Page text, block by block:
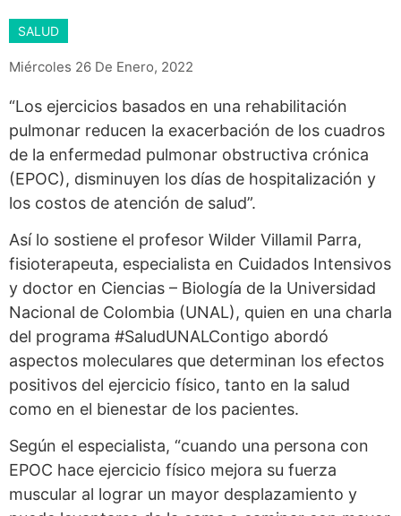
SALUD
Miércoles 26 De Enero, 2022
“Los ejercicios basados en una rehabilitación
pulmonar reducen la exacerbación de los cuadros
de la enfermedad pulmonar obstructiva crónica
(EPOC), disminuyen los días de hospitalización y
los costos de atención de salud”.
Así lo sostiene el profesor Wilder Villamil Parra,
fisioterapeuta, especialista en Cuidados Intensivos
y doctor en Ciencias – Biología de la Universidad
Nacional de Colombia (UNAL), quien en una charla
del programa #SaludUNALContigo abordó
aspectos moleculares que determinan los efectos
positivos del ejercicio físico, tanto en la salud
como en el bienestar de los pacientes.
Según el especialista, “cuando una persona con
EPOC hace ejercicio físico mejora su fuerza
muscular al lograr un mayor desplazamiento y